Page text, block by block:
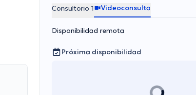
Consultorio 1 Videoconsulta
Disponibilidad remota
Próxima disponibilidad